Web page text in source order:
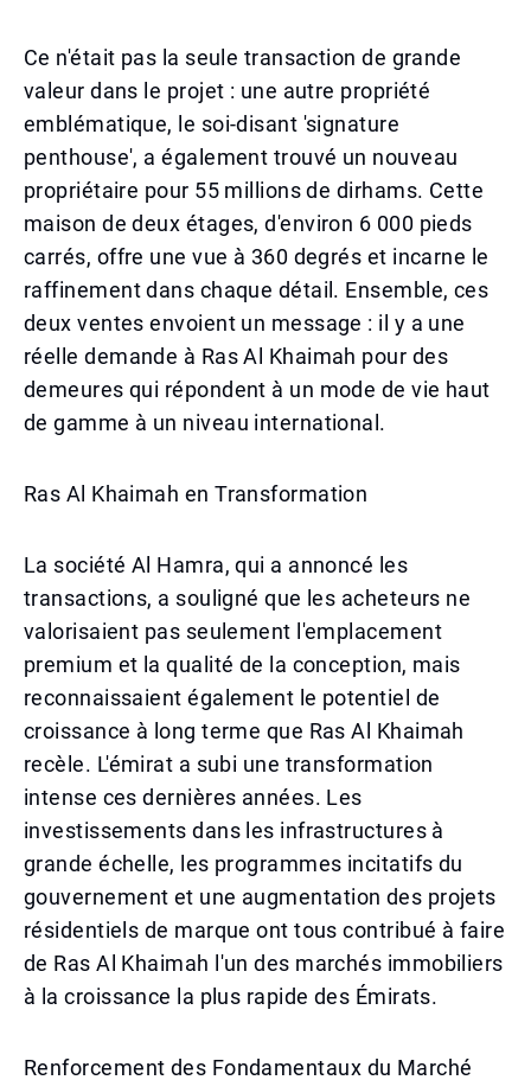
Ce n'était pas la seule transaction de grande
valeur dans le projet : une autre propriété
emblématique, le soi-disant 'signature
penthouse', a également trouvé un nouveau
propriétaire pour 55 millions de dirhams. Cette
maison de deux étages, d'environ 6 000 pieds
carrés, offre une vue à 360 degrés et incarne le
raffinement dans chaque détail. Ensemble, ces
deux ventes envoient un message : il y a une
réelle demande à Ras Al Khaimah pour des
demeures qui répondent à un mode de vie haut
de gamme à un niveau international.
Ras Al Khaimah en Transformation
La société Al Hamra, qui a annoncé les
transactions, a souligné que les acheteurs ne
valorisaient pas seulement l'emplacement
premium et la qualité de la conception, mais
reconnaissaient également le potentiel de
croissance à long terme que Ras Al Khaimah
recèle. L'émirat a subi une transformation
intense ces dernières années. Les
investissements dans les infrastructures à
grande échelle, les programmes incitatifs du
gouvernement et une augmentation des projets
résidentiels de marque ont tous contribué à faire
de Ras Al Khaimah l'un des marchés immobiliers
à la croissance la plus rapide des Émirats.
Renforcement des Fondamentaux du Marché